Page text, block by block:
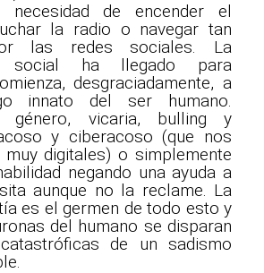
de encender el
la radio o navegar tan
las redes sociales. La
social ha llegado para
desgraciadamente, a
innato del ser humano.
género, vicaria, bulling y
y ciberacoso (que nos
digitales) o simplemente
negando una ayuda a
aunque no la reclame. La
es el germen de todo esto y
del humano se disparan
de un sadismo